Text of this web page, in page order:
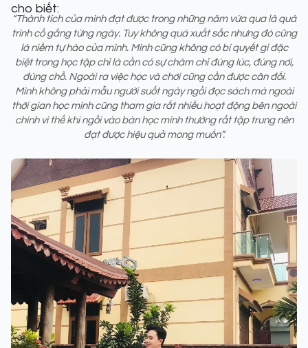
cho biết:
“Thành tích của mình đạt được trong những năm vừa qua là quá
trình cố gắng từng ngày. Tuy không quá xuất sắc nhưng đó cũng
là niềm tự hào của mình. Mình cũng không có bí quyết gì đặc
biệt trong học tập chỉ là cần có sự chăm chỉ đúng lúc, đúng nơi,
đúng chỗ. Ngoài ra việc học và chơi cũng cần được cân đối.
Mình không phải mẫu người suốt ngày ngồi đọc sách mà ngoài
thời gian học mình cũng tham gia rất nhiều hoạt động bên ngoài
chính vì thế khi ngồi vào bàn học mình thường rất tập trung nên
đạt được hiệu quả mong muốn”.